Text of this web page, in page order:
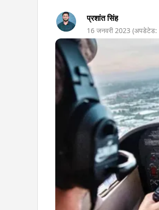
प्रशांत सिंह
16 जनवरी 2023 (अपडेटेड: